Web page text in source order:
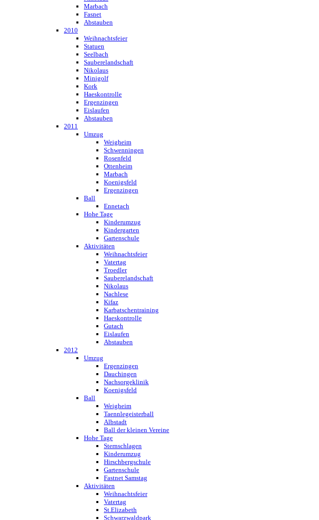
Marbach
Fasnet
Abstauben
2010
Weihnachtsfeier
Statuen
Seelbach
Sauberelandschaft
Nikolaus
Minigolf
Kork
Haeskontrolle
Ergenzingen
Eislaufen
Abstauben
2011
Umzug
Weigheim
Schwenningen
Rosenfeld
Ottenheim
Marbach
Koenigsfeld
Ergenzingen
Ball
Ennetach
Hohe Tage
Kinderumzug
Kindergarten
Gartenschule
Aktivitäten
Weihnachtsfeier
Vatertag
Troedler
Sauberelandschaft
Nikolaus
Nachlese
Kifaz
Karbatschentraining
Haeskontrolle
Gutach
Eislaufen
Abstauben
2012
Umzug
Ergenzingen
Dauchingen
Nachsorgeklinik
Koenigsfeld
Ball
Weigheim
Taennlegeisterball
Albstadt
Ball der kleinen Vereine
Hohe Tage
Sternschlagen
Kinderumzug
Hirschbergschule
Gartenschule
Fastnet Samstag
Aktivitäten
Weihnachtsfeier
Vatertag
St.Elizabeth
Schwarzwaldpark